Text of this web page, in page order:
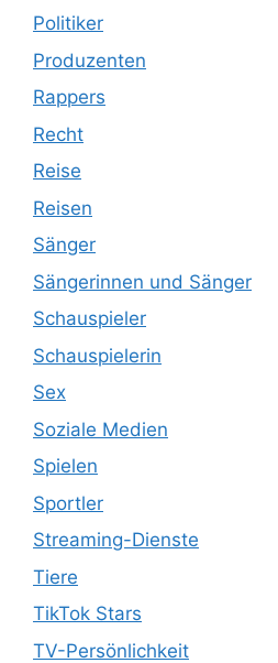
Politiker
Produzenten
Rappers
Recht
Reise
Reisen
Sänger
Sängerinnen und Sänger
Schauspieler
Schauspielerin
Sex
Soziale Medien
Spielen
Sportler
Streaming-Dienste
Tiere
TikTok Stars
TV-Persönlichkeit